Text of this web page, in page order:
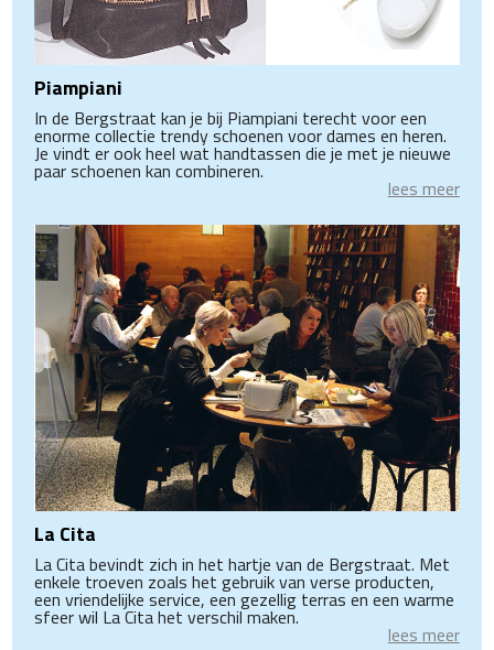
Piampiani
In de Bergstraat kan je bij Piampiani terecht voor een
enorme collectie trendy schoenen voor dames en heren.
Je vindt er ook heel wat handtassen die je met je nieuwe
paar schoenen kan combineren.
lees meer
La Cita
La Cita bevindt zich in het hartje van de Bergstraat. Met
enkele troeven zoals het gebruik van verse producten,
een vriendelijke service, een gezellig terras en een warme
sfeer wil La Cita het verschil maken.
lees meer